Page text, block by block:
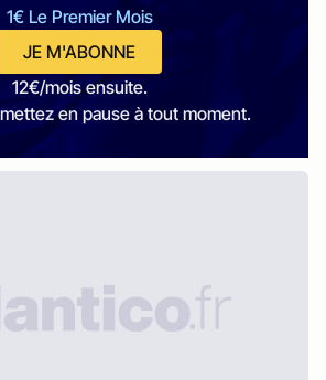
1€ Le Premier Mois
JE M'ABONNE
12€/mois ensuite.
en pause à tout moment.